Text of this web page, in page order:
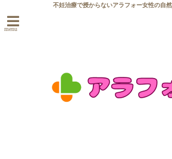
不妊治療で授からないアラフォー女性の自
menu